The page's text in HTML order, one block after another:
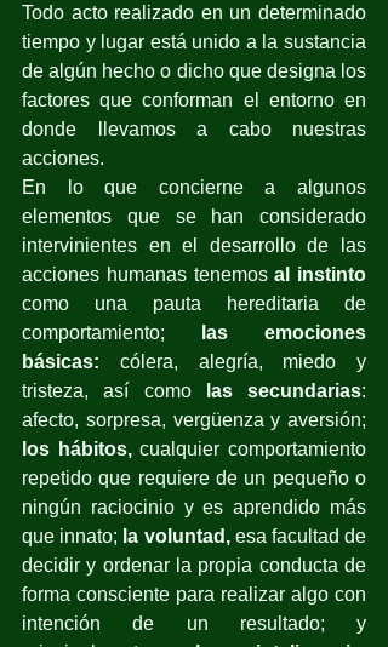
Todo acto realizado en un determinado
tiempo y lugar está unido a la sustancia
de algún hecho o dicho que designa los
factores que conforman el entorno en
donde llevamos a cabo nuestras
acciones.
En lo que concierne a algunos
elementos que se han considerado
intervinientes en el desarrollo de las
acciones humanas tenemos al instinto
como una pauta hereditaria de
comportamiento;
las emociones
básicas: cólera, alegría, miedo y
tristeza, así como las secundarias:
los hábitos, cualquier comportamiento
repetido que requiere de un pequeño o
ningún raciocinio y es aprendido más
que innato; la voluntad, esa facultad de
decidir y ordenar la propia conducta de
forma consciente para realizar algo con
intención de un resultado; y